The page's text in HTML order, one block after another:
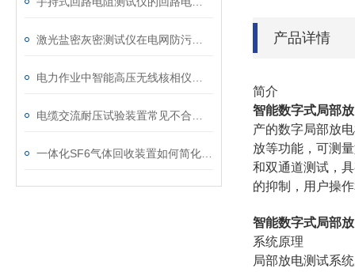
产品详情
简介
智能数字式局部
产的数字局部放
放等功能，可测
和双通道测试，
的抑制，用户操
智能数字式局部
系统原理
局部放电测试系